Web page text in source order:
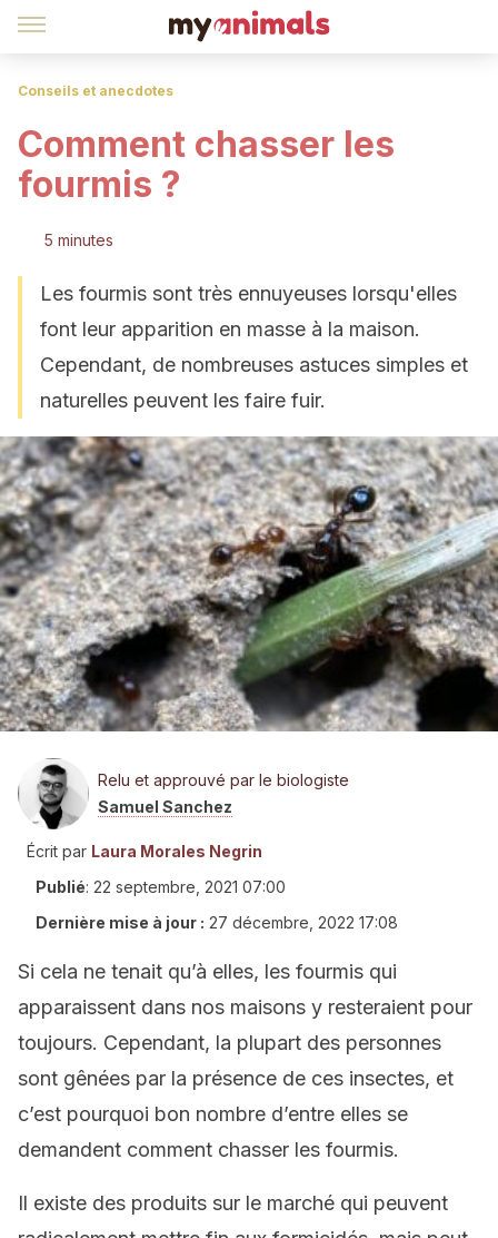
Conseils et anecdotes
Comment chasser les
fourmis ?
5 minutes
Les fourmis sont très ennuyeuses lorsqu'elles
font leur apparition en masse à la maison.
Cependant, de nombreuses astuces simples et
naturelles peuvent les faire fuir.
Relu et approuvé par le biologiste
Samuel Sanchez
Écrit par Laura Morales Negrin
Publié: 22 septembre, 2021 07:00
Dernière mise à jour : 27 décembre, 2022 17:08
Si cela ne tenait qu’à elles, les fourmis qui
apparaissent dans nos maisons y resteraient pour
toujours. Cependant, la plupart des personnes
sont gênées par la présence de ces insectes, et
c’est pourquoi bon nombre d’entre elles se
demandent comment chasser les fourmis.
Il existe des produits sur le marché qui peuvent